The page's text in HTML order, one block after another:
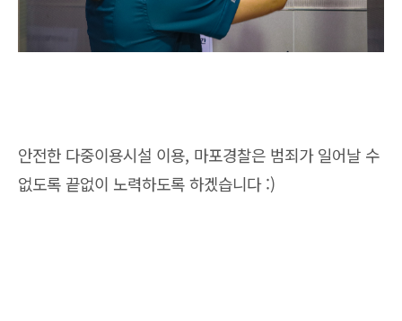
안전한 다중이용시설 이용, 마포경찰은 범죄가 일어날 수
없도록 끝없이 노력하도록 하겠습니다 :)